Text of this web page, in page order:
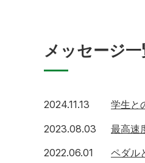
メッセージ一
2024.11.13
学生と
2023.08.03
最高速
2022.06.01
ペダル